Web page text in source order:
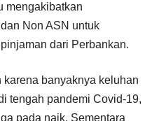
mengakibatkan
Non ASN untuk
dari Perbankan.
karena banyaknya keluhan
tengah pandemi Covid-19,
pada naik. Sementara